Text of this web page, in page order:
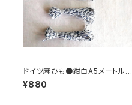
ドイツ麻ひも●紺白A5メートルカ
ット×４本セット
¥880